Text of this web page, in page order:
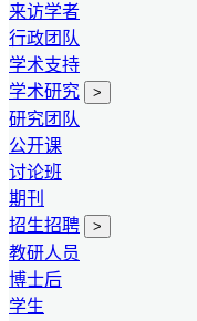
来访学者
行政团队
学术支持
学术研究
>
研究团队
公开课
讨论班
期刊
招生招聘
>
教研人员
博士后
学生